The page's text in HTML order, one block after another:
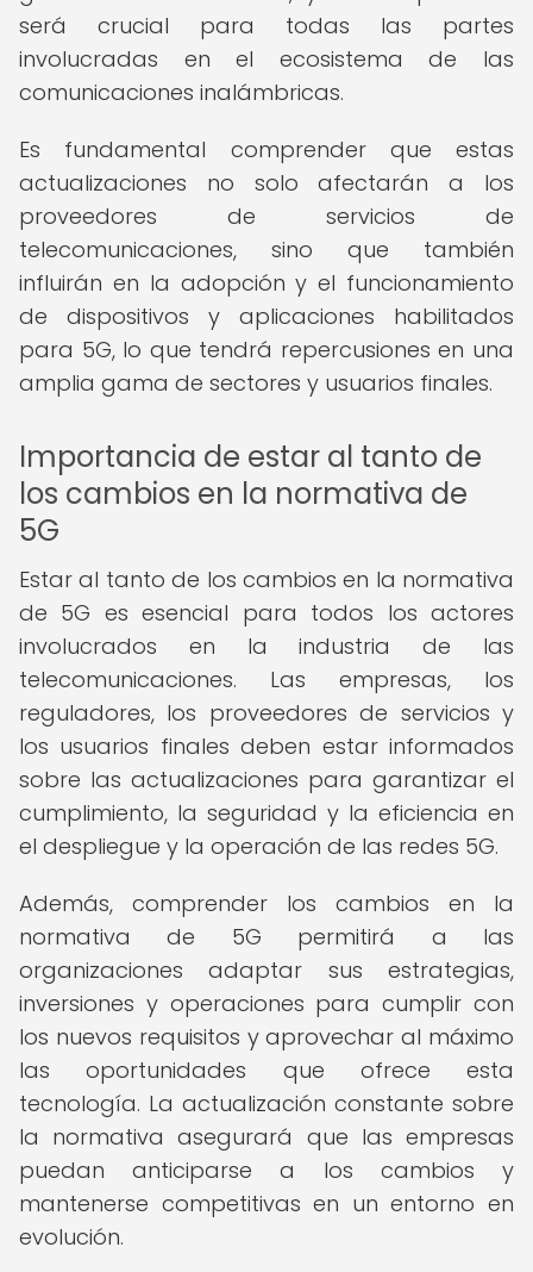
será crucial para todas las partes
involucradas en el ecosistema de las
comunicaciones inalámbricas.
Es fundamental comprender que estas
actualizaciones no solo afectarán a los
proveedores de servicios de
telecomunicaciones, sino que también
influirán en la adopción y el funcionamiento
de dispositivos y aplicaciones habilitados
para 5G, lo que tendrá repercusiones en una
amplia gama de sectores y usuarios finales.
Importancia de estar al tanto de
los cambios en la normativa de
5G
Estar al tanto de los cambios en la normativa
de 5G es esencial para todos los actores
involucrados en la industria de las
telecomunicaciones. Las empresas, los
reguladores, los proveedores de servicios y
los usuarios finales deben estar informados
sobre las actualizaciones para garantizar el
cumplimiento, la seguridad y la eficiencia en
el despliegue y la operación de las redes 5G.
Además, comprender los cambios en la
normativa de 5G permitirá a las
organizaciones adaptar sus estrategias,
inversiones y operaciones para cumplir con
los nuevos requisitos y aprovechar al máximo
las oportunidades que ofrece esta
tecnología. La actualización constante sobre
la normativa asegurará que las empresas
puedan anticiparse a los cambios y
mantenerse competitivas en un entorno en
evolución.